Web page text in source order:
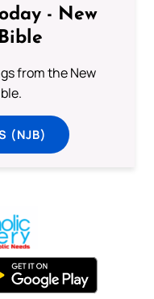
- New
from the New
(NJB)